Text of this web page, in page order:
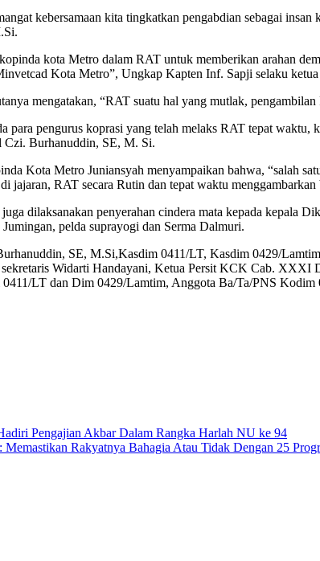
kebersamaan kita tingkatkan pengabdian sebagai
kota Metro dalam RAT untuk memberikan arahan
Kota Metro”, Ungkap Kapten Inf. Sapji selaku ketua
mengatakan, “RAT suatu hal yang mutlak,
para pengurus koprasi yang telah melaks RAT tepat
Czi. Burhanuddin, SE, M. Si.
Kota Metro Juniansyah menyampaikan bahwa, “salah
jajaran, RAT secara Rutin dan tepat waktu
dilaksanakan penyerahan cindera mata kepada kepala
pelda suprayogi dan Serma Dalmuri.
SE, M.Si,Kasdim 0411/LT, Kasdim 0429/
Widarti Handayani, Ketua Persit KCK Cab. XXXI
LT dan Dim 0429/Lamtim, Anggota Ba/Ta/PNS
Pengajian Akbar Dalam Rangka Harlah NU ke 94
Rakyatnya Bahagia Atau Tidak Dengan 25